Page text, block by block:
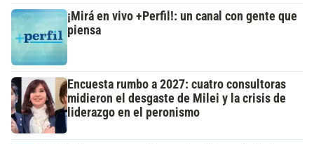
¡Mirá en vivo +Perfil!: un canal con gente que
piensa
Encuesta rumbo a 2027: cuatro consultoras
midieron el desgaste de Milei y la crisis de
liderazgo en el peronismo